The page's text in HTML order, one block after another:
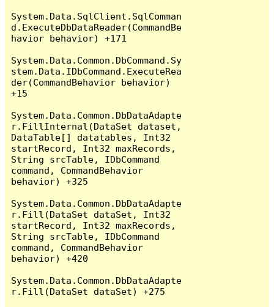
System.Data.SqlClient.SqlComman
d.ExecuteDbDataReader(CommandBe
havior behavior) +171
System.Data.Common.DbCommand.Sy
stem.Data.IDbCommand.ExecuteRea
der(CommandBehavior behavior)
+15
System.Data.Common.DbDataAdapte
r.FillInternal(DataSet dataset,
DataTable[] datatables, Int32
startRecord, Int32 maxRecords,
String srcTable, IDbCommand
command, CommandBehavior
behavior) +325
System.Data.Common.DbDataAdapte
r.Fill(DataSet dataSet, Int32
startRecord, Int32 maxRecords,
String srcTable, IDbCommand
command, CommandBehavior
behavior) +420
System.Data.Common.DbDataAdapte
r.Fill(DataSet dataSet) +275